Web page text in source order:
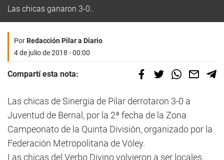
Las chicas ganaron 3-0..
PorRedacción Pilar a Diario
4 de julio de 2018 - 00:00
Compartí esta nota:
Las chicas de Sinergia de Pilar derrotaron 3-0 a
Juventud de Bernal, por la 2ª fecha de la Zona
Campeonato de la Quinta División, organizado por la
Federación Metropolitana de Vóley.
Las chicas del Verbo Divino volvieron a ser locales